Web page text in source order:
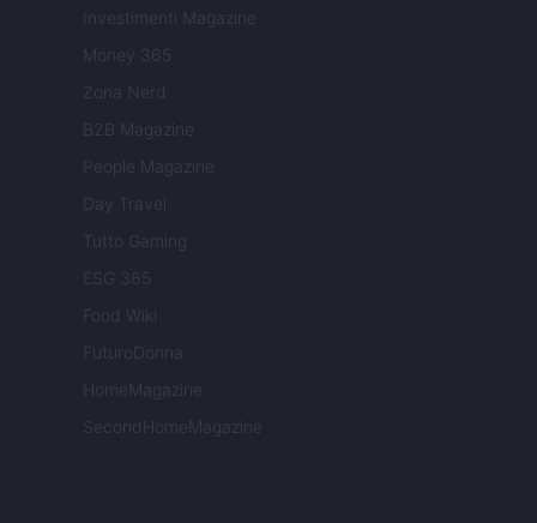
Investimenti Magazine
Money 365
Zona Nerd
B2B Magazine
People Magazine
Day Travel
Tutto Gaming
ESG 365
Food Wiki
FuturoDonna
HomeMagazine
SecondHomeMagazine